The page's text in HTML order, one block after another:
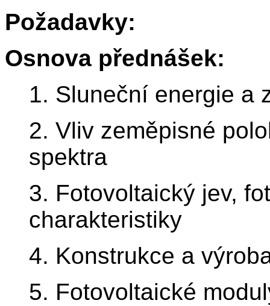
Požadavky:
Osnova přednášek:
1. Sluneční energie a
2. Vliv zeměpisné
spektra
3. Fotovoltaický jev,
charakteristiky
4. Konstrukce a
5. Fotovoltaické